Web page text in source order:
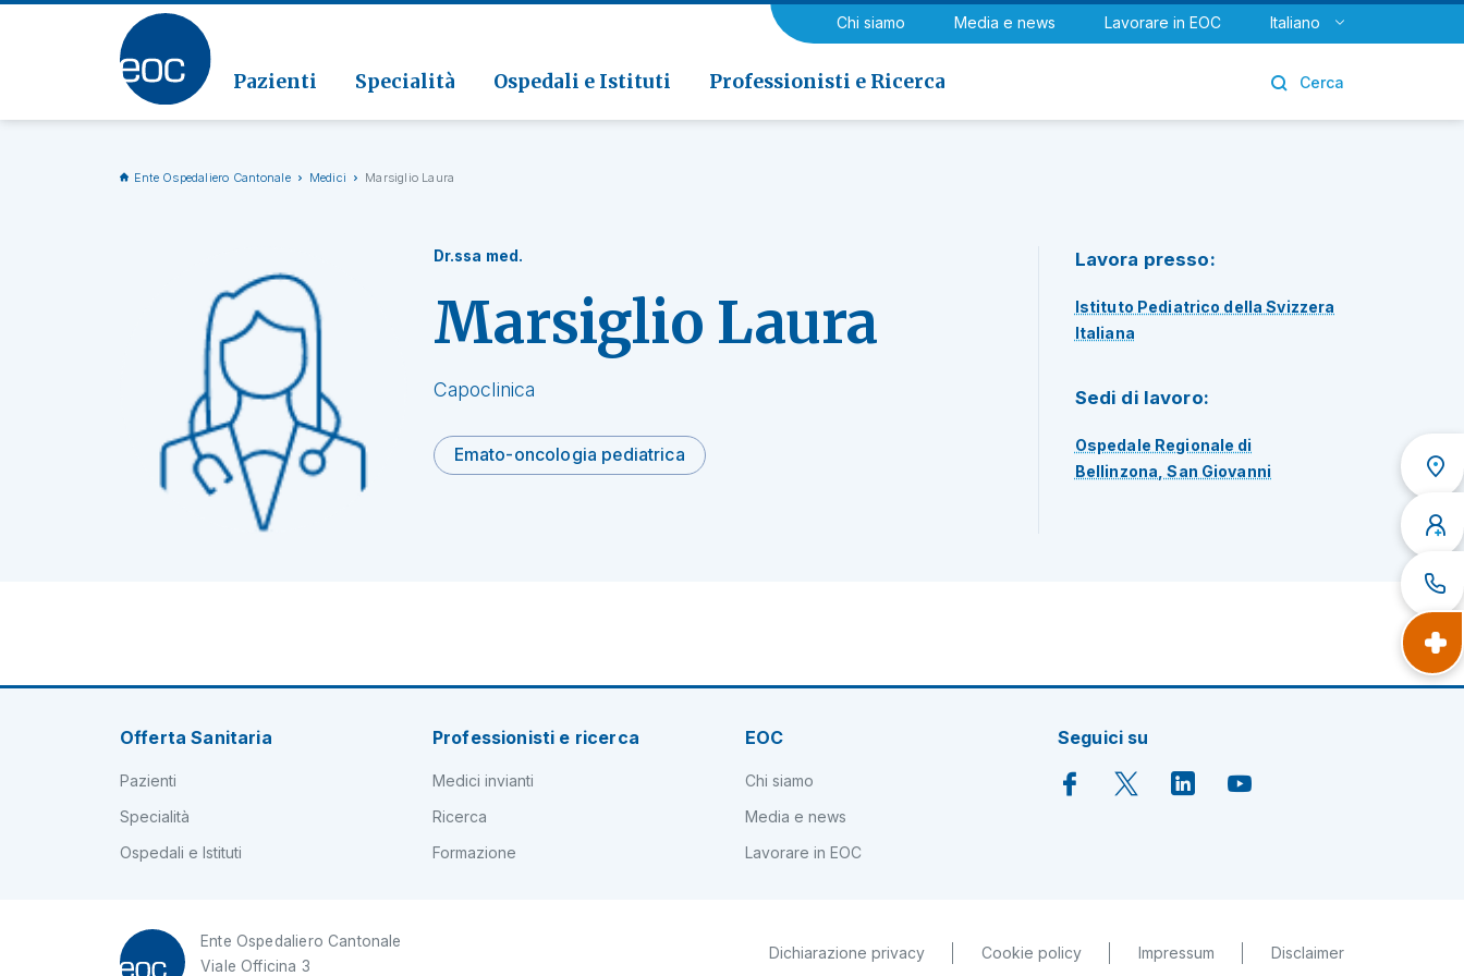
Chi siamo Media e news Lavorare in EOC Italiano
Pazienti Specialità Ospedali e Istituti Professionisti e Ricerca Cerca
Vai alla sezione
Medicina riabilitativa
Neurologia e Neurochirurgia Urologia
Clinica di Riabilitazione EOC, Novaggio
Patologia
Ente Ospedaliero Cantonale Medici Marsiglio Laura
Dr.ssa med.
Marsiglio Laura
Capoclinica
Emato-oncologia pediatrica
Lavora presso:
Istituto Pediatrico della Svizzera
Italiana
Sedi di lavoro:
Ospedale Regionale di
Bellinzona, San Giovanni
Offerta Sanitaria
Pazienti
Specialità
Ospedali e Istituti
Professionisti e ricerca
Medici invianti
Ricerca
Formazione
EOC
Chi siamo
Media e news
Lavorare in EOC
Seguici su
Ente Ospedaliero Cantonale
Viale Officina 3
Dichiarazione privacy Cookie policy Impressum Disclaimer